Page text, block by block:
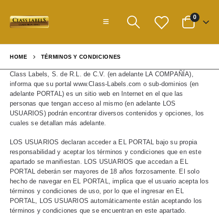
0
HOME TÉRMINOS Y CONDICIONES
Class Labels, S. de R.L. de C.V. (en adelante LA COMPAÑÍA),
informa que su portal www.Class-Labels.com o sub-dominios (en
adelante PORTAL) es un sitio web en Internet en el que las
personas que tengan acceso al mismo (en adelante LOS
USUARIOS) podrán encontrar diversos contenidos y opciones, los
cuales se detallan más adelante.
LOS USUARIOS declaran acceder a EL PORTAL bajo su propia
responsabilidad y aceptar los términos y condiciones que en este
apartado se manifiestan. LOS USUARIOS que accedan a EL
PORTAL deberán ser mayores de 18 años forzosamente. El solo
hecho de navegar en EL PORTAL, implica que el usuario acepta los
términos y condiciones de uso, por lo que el ingresar en EL
PORTAL, LOS USUARIOS automáticamente están aceptando los
términos y condiciones que se encuentran en este apartado.